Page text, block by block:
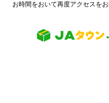
お時間をおいて再度アクセスをお